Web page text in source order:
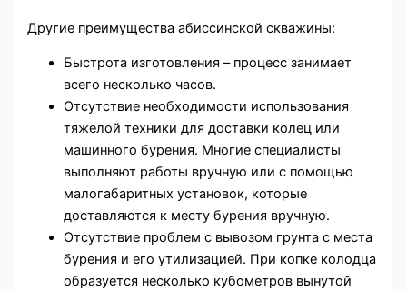
Другие преимущества абиссинской скважины:
Быстрота изготовления – процесс занимает
всего несколько часов.
Отсутствие необходимости использования
тяжелой техники для доставки колец или
машинного бурения. Многие специалисты
выполняют работы вручную или с помощью
малогабаритных установок, которые
доставляются к месту бурения вручную.
Отсутствие проблем с вывозом грунта с места
бурения и его утилизацией. При копке колодца
образуется несколько кубометров вынутой